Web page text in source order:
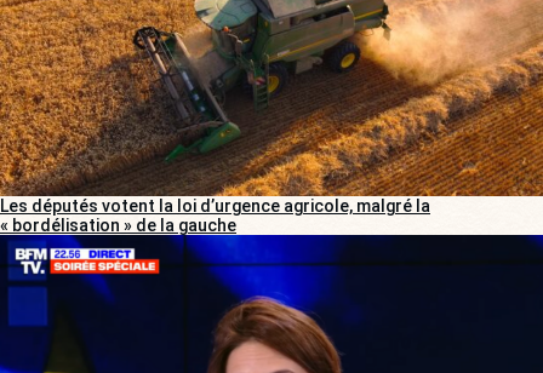
Les députés votent la loi d’urgence agricole, malgré la
« bordélisation » de la gauche